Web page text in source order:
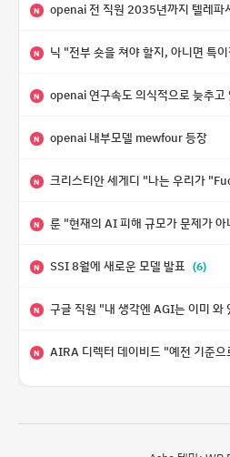
N openai 전 직원 2035년까지 텔레파시가 어
N 닉 "전부 숏을 쳐야 할지, 아니면 특이점이 오니까 전부 롱
N openai 연구속도 의식적으로 늦추고
N openai 내부모델 mewfour 등장
N 크리스티안 세게디 "나는 우리가 "Fuck!!" 단계를
N 룬 "현재의 AI 피해 규모가 문제가 아니라, 자기복제·탈출·확산이 가능한 지능형 시스템의 피해
N SSI 8월에 새로운 모델 발표 (6)
N 구글 직원 "내 생각엔 AGI는 이미 와
N AIRA 디렉터 데이비드 "예전 기준으로 ASI, 그런 수준